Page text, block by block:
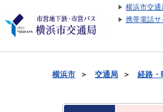
横浜市交通
携帯電話
横浜市 ＞ 交通局 ＞ 経路・